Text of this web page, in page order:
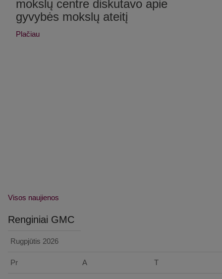
mokslų centre diskutavo apie
gyvybės mokslų ateitį
Plačiau
Visos naujienos
Renginiai GMC
Rugpjūtis 2026
Pr A T